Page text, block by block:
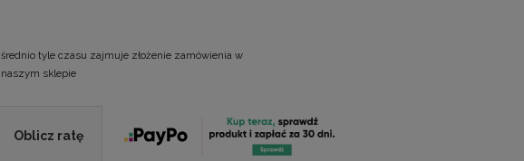
średnio tyle czasu zajmuje złożenie zamówienia w
naszym sklepie
Oblicz ratę